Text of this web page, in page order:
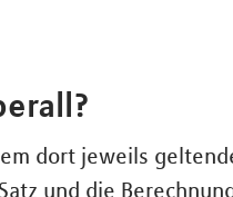
dort jeweils
und die